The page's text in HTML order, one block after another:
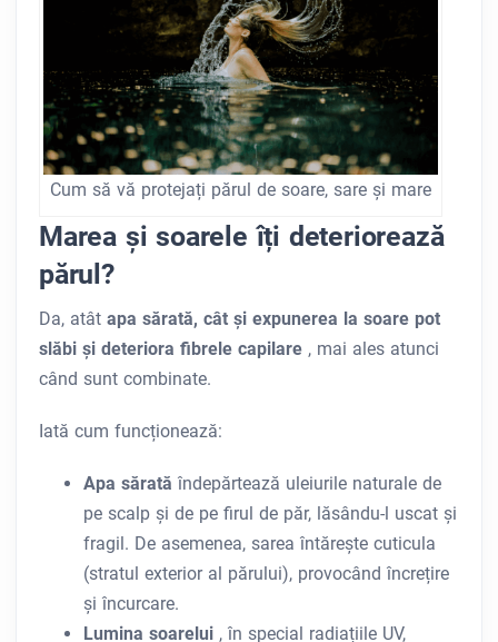
Cum să vă protejați părul de soare, sare și mare
Marea și soarele îți deteriorează
părul?
Da, atât apa sărată, cât și expunerea la soare pot
slăbi și deteriora fibrele capilare , mai ales atunci
când sunt combinate.
Iată cum funcționează:
Apa sărată îndepărtează uleiurile naturale de
pe scalp și de pe firul de păr, lăsându-l uscat și
fragil. De asemenea, sarea întărește cuticula
(stratul exterior al părului), provocând încrețire
și încurcare.
Lumina soarelui , în special radiațiile UV,